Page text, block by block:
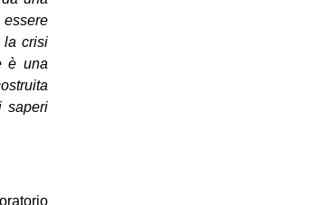
la crisi
è una
saperi